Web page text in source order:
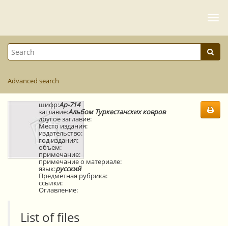
Advanced search
шифр:Ар-714
заглавие:Альбом Туркестанских ковров
другое заглавие:
Место издания:
издательство:
год издания:
объем:
примечание:
примечание о материале:
язык:русский
Предметная рубрика:
ссылки:
Оглавление:
List of files